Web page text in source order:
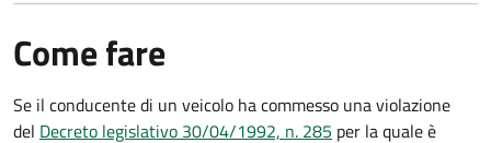
Come fare
Se il conducente di un veicolo ha commesso una violazione
del Decreto legislativo 30/04/1992, n. 285 per la quale è